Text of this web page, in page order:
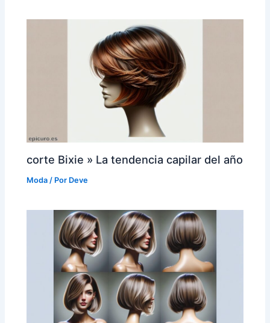
corte Bixie » La tendencia capilar del año
Moda / Por Deve